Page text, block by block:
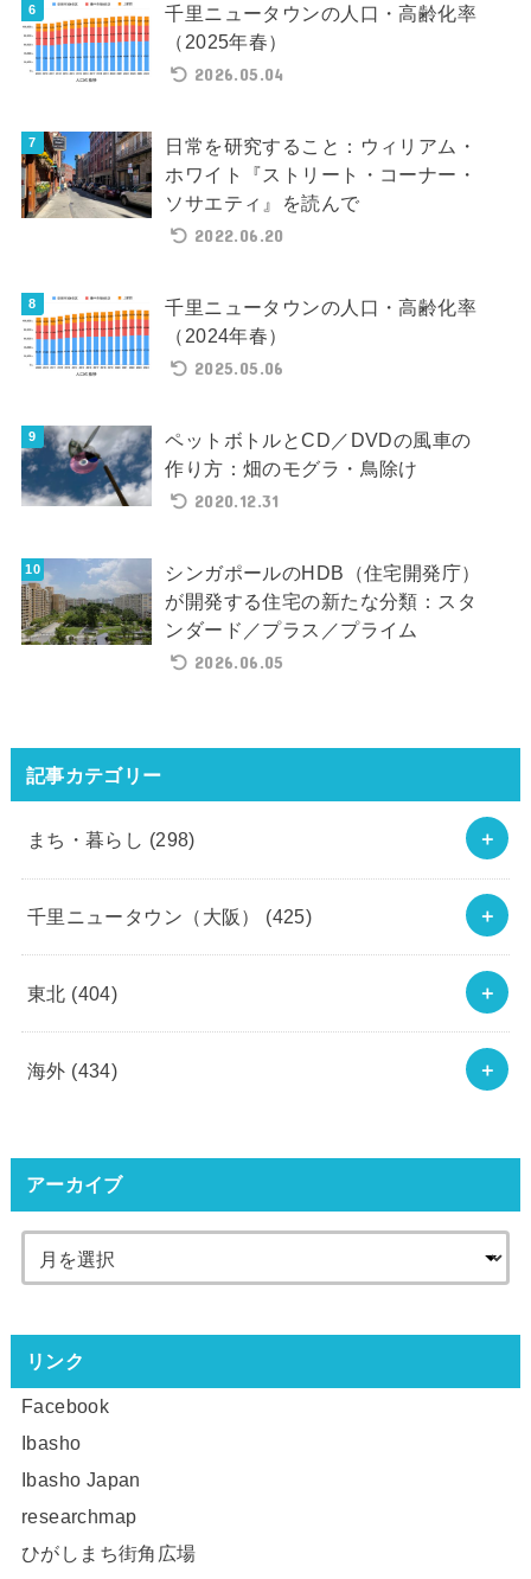
千里ニュータウンの人口・高齢化率
（2025年春）
2026.05.04
日常を研究すること：ウィリアム・
ホワイト『ストリート・コーナー・
ソサエティ』を読んで
2022.06.20
千里ニュータウンの人口・高齢化率
（2024年春）
2025.05.06
ペットボトルとCD／DVDの風車の
作り方：畑のモグラ・鳥除け
2020.12.31
シンガポールのHDB（住宅開発庁）
が開発する住宅の新たな分類：スタ
ンダード／プラス／プライム
2026.06.05
記事カテゴリー
まち・暮らし (298)
千里ニュータウン（大阪） (425)
東北 (404)
海外 (434)
アーカイブ
リンク
Facebook
Ibasho
Ibasho Japan
researchmap
ひがしまち街角広場